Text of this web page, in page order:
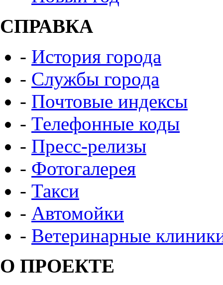
СПРАВКА
- История города
- Службы города
- Почтовые индексы
- Телефонные коды
- Пресс-релизы
- Фотогалерея
- Такси
- Автомойки
- Ветеринарные
О ПРОЕКТЕ